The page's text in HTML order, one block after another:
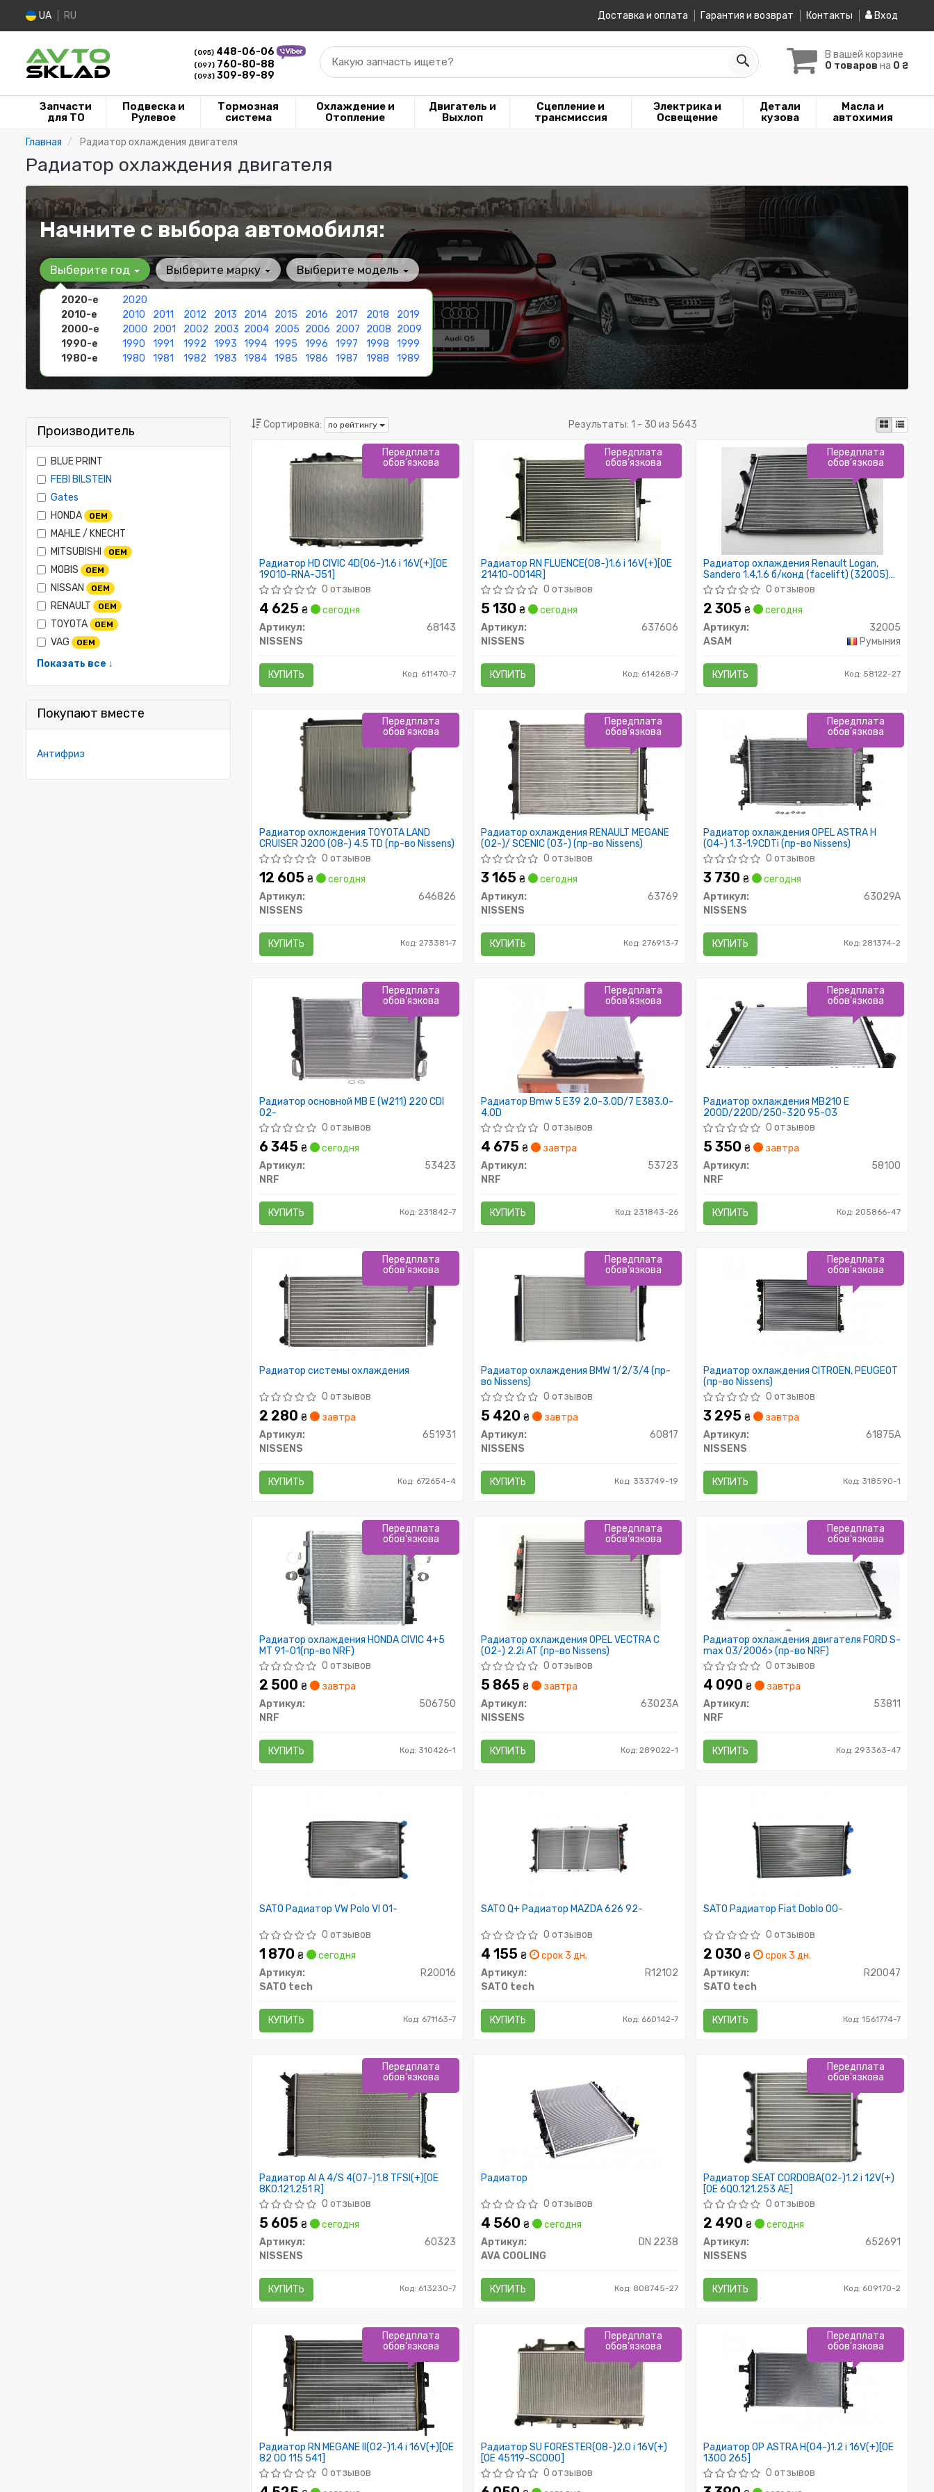
UA RU Доставка и оплата Гарантия и возврат Контакты Вход
(095) 448-06-06
(097) 760-80-88
(093) 309-89-89
В вашей корзине
0 товаров на 0 ₴
Какую запчасть ищете?
Запчасти
для ТО
Подвеска и
Рулевое
Тормозная
система
Охлаждение и
Отопление
Двигатель и
Выхлоп
Сцепление и
трансмиссия
Электрика и
Освещение
Детали
кузова
Масла и
автохимия
Главная Радиатор охлаждения двигателя
Радиатор охлаждения двигателя
Начните с выбора автомобиля:
Выберите год
2020-е
2020
2010-е
2010 2011 2012 2013 2014 2015 2016 2017 2018
2019
2000-е
2000 2001 2002 2003 2004 2005 2006 2007 2008 2009
1990-е
1990 1991 1992 1993 1994 1995 1996 1997 1998
1999
1980-е
1980 1981 1982 1983 1984 1985 1986 1987 1988 1989
Выберите марку Выберите модель
Производитель
BLUE PRINT
FEBI BILSTEIN
Gates
HONDA
OEM
MAHLE / KNECHT
MITSUBISHI
OEM
MOBIS OEM
NISSAN OEM
RENAULT OEM
TOYOTA OEM
VAG OEM
Показать все ↓
Покупают вместе
Антифриз
Сортировка: по рейтингу Результаты: 1 - 30 из 5643
Радиатор HD CIVIC 4D(06-)1.6 i 16V(+)[OE
19010-RNA-J51]
0 отзывов
4 625 ₴
сегодня
Артикул:
68143
NISSENS
КУПИТЬ Код: 611470-7
Передплата
обов'язкова
Радиатор RN FLUENCE(08-)1.6 i 16V(+)[OE
21410-0014R]
0 отзывов
5 130₴
сегодня
Артикул:
637606
NISSENS
КУПИТЬ Код: 614268-7
Передплата
обов'язкова
Радиатор охлаждения Renault Logan,
Sandero 1.4,1.6 б/конд (facelift) (32005)
Asam
0 отзывов
2 305₴
сегодня
Артикул:
32005
ASAM
Румыния
КУПИТЬ Код: 58122-27
Передплата
обов'язкова
Радиатор охлождения TOYOTA LAND
CRUISER J200 (08-) 4.5 TD (пр-во Nissens)
0 отзывов
12 605 ₴
сегодня
Артикул:
646826
NISSENS
КУПИТЬ Код: 273381-7
Передплата
обов'язкова
Радиатор охлаждения RENAULT MEGANE
(02-)/ SCENIC (03-) (пр-во Nissens)
0 отзывов
3 165₴
сегодня
Артикул:
63769
NISSENS
КУПИТЬ Код: 276913-7
Передплата
обов'язкова
Радиатор охлаждения OPEL ASTRA H
(04-) 1.3-1.9CDTi (пр-во Nissens)
0 отзывов
3 730₴
сегодня
Артикул:
63029A
NISSENS
КУПИТЬ Код: 281374-2
Передплата
обов'язкова
Радиатор основной MB E (W211) 220 CDI
02-
0 отзывов
6 345 ₴
сегодня
Артикул:
53423
NRF
КУПИТЬ Код: 231842-7
Передплата
обов'язкова
Радиатор Bmw 5 E39 2.0-3.0D/7 E383.0-
4.0D
0 отзывов
4 675₴
завтра
Артикул:
53723
NRF
КУПИТЬ Код: 231843-26
Передплата
обов'язкова
Радиатор охлаждения MB210 E
200D/220D/250-320 95-03
0 отзывов
5 350₴
завтра
Артикул:
58100
NRF
КУПИТЬ Код: 205866-47
Передплата
обов'язкова
Радиатор системы охлаждения
0 отзывов
2 280 ₴
завтра
Артикул:
651931
NISSENS
КУПИТЬ Код: 672654-4
Передплата
обов'язкова
Радиатор охлаждения BMW 1/2/3/4 (пр-
во Nissens)
0 отзывов
5 420₴
завтра
Артикул:
60817
NISSENS
КУПИТЬ Код: 333749-19
Передплата
обов'язкова
Радиатор охлаждения CITROEN, PEUGEOT
(пр-во Nissens)
0 отзывов
3 295₴
завтра
Артикул:
61875A
NISSENS
КУПИТЬ Код: 318590-1
Передплата
обов'язкова
Радиатор охлаждения HONDA CIVIC 4+5
MT 91-01(пр-во NRF)
0 отзывов
2 500 ₴
завтра
Артикул:
506750
NRF
КУПИТЬ Код: 310426-1
Передплата
обов'язкова
Радиатор охлаждения OPEL VECTRA C
(02-) 2.2i AT (пр-во Nissens)
0 отзывов
5 865₴
завтра
Артикул:
63023A
NISSENS
КУПИТЬ Код: 289022-1
Передплата
обов'язкова
Радиатор охлаждения двигателя FORD S-
max 03/2006> (пр-во NRF)
0 отзывов
4 090₴
завтра
Артикул:
53811
NRF
КУПИТЬ Код: 293363-47
Передплата
обов'язкова
SATO Радиатор VW Polo VI 01-
0 отзывов
1 870 ₴
сегодня
Артикул:
R20016
SATO tech
КУПИТЬ Код: 671163-7
SATO Q+ Радиатор MAZDA 626 92-
0 отзывов
4 155₴
срок 3 дн.
Артикул:
R12102
SATO tech
КУПИТЬ Код: 660142-7
SATO Радиатор Fiat Doblo 00-
0 отзывов
2 030₴
срок 3 дн.
Артикул:
R20047
SATO tech
КУПИТЬ Код: 1561774-7
Радиатор AI A 4/S 4(07-)1.8 TFSI(+)[OE
8K0.121.251 R]
0 отзывов
5 605 ₴
сегодня
Артикул:
60323
NISSENS
КУПИТЬ Код: 613230-7
Передплата
обов'язкова
Радиатор
0 отзывов
4 560₴
сегодня
Артикул:
DN 2238
AVA COOLING
КУПИТЬ Код: 808745-27
Радиатор SEAT CORDOBA(02-)1.2 i 12V(+)
[OE 6Q0.121.253 AE]
0 отзывов
2 490₴
сегодня
Артикул:
652691
NISSENS
КУПИТЬ Код: 609170-2
Передплата
обов'язкова
Радиатор RN MEGANE II(02-)1.4 i 16V(+)[OE
82 00 115 541]
0 отзывов
Передплата
обов'язкова
Радиатор SU FORESTER(08-)2.0 i 16V(+)
[OE 45119-SC000]
0 отзывов
Передплата
обов'язкова
Радиатор OP ASTRA H(04-)1.2 i 16V(+)[OE
1300 265]
0 отзывов
Передплата
обов'язкова